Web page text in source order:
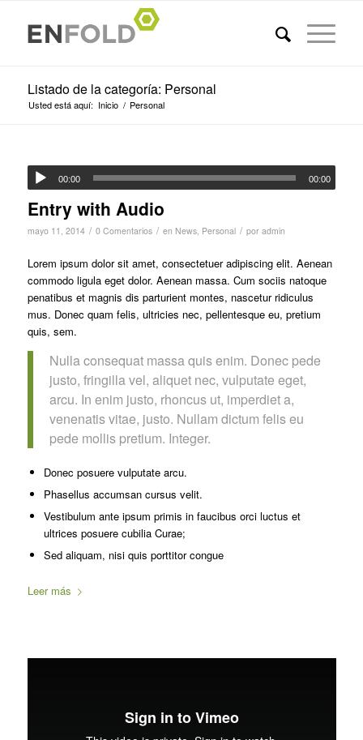
Listado de la categoría: Personal
Usted está aquí: Inicio / Personal
00:00 00:00
Entry with Audio
mayo 11, 2014 / 0 Comentarios / en News, Personal / por admin
Lorem ipsum dolor sit amet, consectetuer adipiscing elit. Aenean
commodo ligula eget dolor. Aenean massa. Cum sociis natoque
penatibus et magnis dis parturient montes, nascetur ridiculus
mus. Donec quam felis, ultricies nec, pellentesque eu, pretium
quis, sem.
Nulla consequat massa quis enim. Donec pede
justo, fringilla vel, aliquet nec, vulputate eget,
arcu. In enim justo, rhoncus ut, imperdiet a,
venenatis vitae, justo. Nullam dictum felis eu
pede mollis pretium. Integer.
Donec posuere vulputate arcu.
Phasellus accumsan cursus velit.
Vestibulum ante ipsum primis in faucibus orci luctus et
ultrices posuere cubilia Curae;
Sed aliquam, nisi quis porttitor congue
Leer más